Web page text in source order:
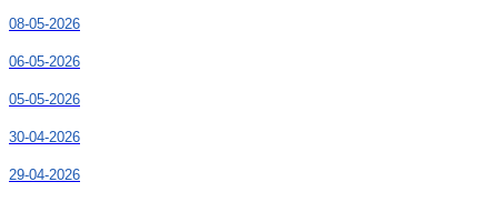
08-05-2026
06-05-2026
05-05-2026
30-04-2026
29-04-2026